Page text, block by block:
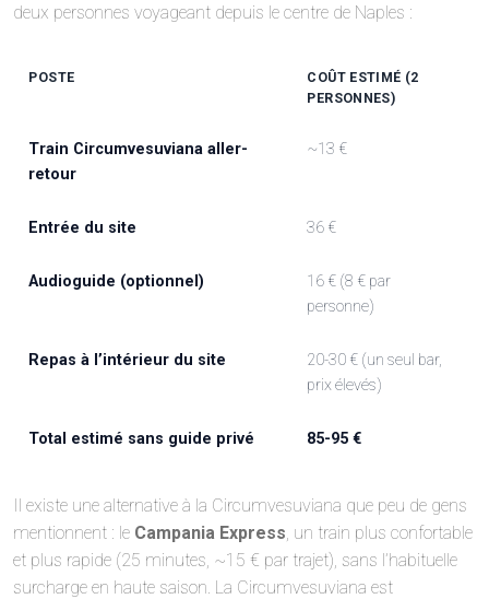
deux personnes voyageant depuis le centre de Naples :
POSTE
COÛT ESTIMÉ (2
PERSONNES)
Train Circumvesuviana aller-
retour
~13 €
Entrée du site 36 €
Audioguide (optionnel)
16 € (8 € par
personne)
Repas à l’intérieur du site
20-30 € (un seul bar,
prix élevés)
Total estimé sans guide privé 85-95 €
Il existe une alternative à la Circumvesuviana que peu de gens
mentionnent : le Campania Express , un train plus confortable
et plus rapide (25 minutes, ~15 € par trajet), sans l’habituelle
surcharge en haute saison. La Circumvesuviana est